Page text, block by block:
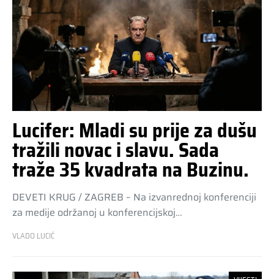
Lucifer: Mladi su prije za dušu
tražili novac i slavu. Sada
traže 35 kvadrata na Buzinu.
DEVETI KRUG / ZAGREB – Na izvanrednoj konferenciji
za medije održanoj u konferencijskoj…
VLADO LUCIĆ